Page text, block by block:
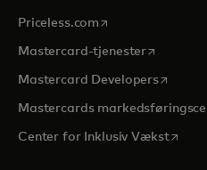
Priceless.com opens in a new tab
Mastercard-tjenesteropens in
Mastercard Developersopens
Mastercards
Center for Inklusiv Vækstopens